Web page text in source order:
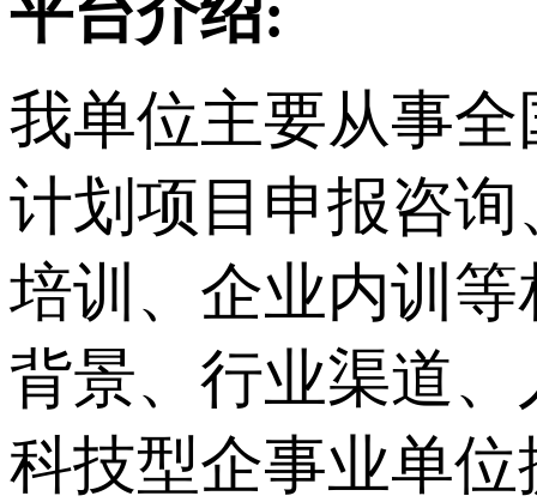
我单位主要从事全
计划项目申报咨
培训、企业内训
背景、行业渠道
科技型企事业单